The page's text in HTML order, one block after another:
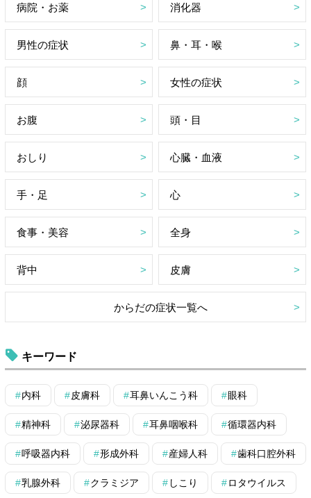
病院・お薬 消化器
男性の症状 鼻・耳・喉
顔 女性の症状
お腹 頭・目
おしり 心臓・血液
手・足 心
食事・美容 全身
背中 皮膚
からだの症状一覧へ
キーワード
内科 皮膚科 耳鼻いんこう科 眼科
精神科 泌尿器科 耳鼻咽喉科 循環器内科
呼吸器内科 形成外科 産婦人科 歯科口腔外科
乳腺外科 クラミジア しこり ロタウイルス